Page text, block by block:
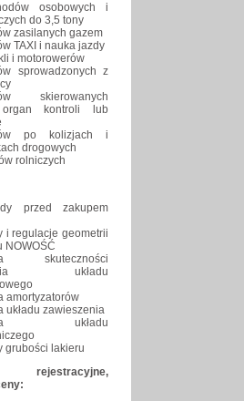
osobowych i
do 3,5 tony
zasilanych gazem
TAXI i nauka jazdy
i motorowerów
sprowadzonych z
skierowanych
kontroli lub
po kolizjach i
drogowych
rolniczych
przed zakupem
i regulacje geometrii
NOWOŚĆ
skuteczności
układu
amortyzatorów
układu zawieszenia
układu
grubości lakieru
rejestracyjne,